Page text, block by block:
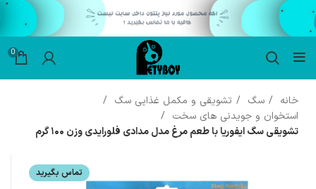
0
خانه سگ
تشویقی و مکمل غذایی سگ
استخوان و جویدنی های سخت
تشویقی سگ ایفوریا با طعم مرغ مدل مدادی فلورایدی وزن ۱۰۰ گرم
تماس بگیرید